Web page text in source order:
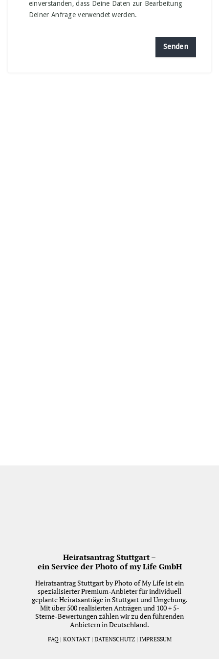
Heiratsantrag Stuttgart –
ein Service der Photo of my Life GmbH
Heiratsantrag Stuttgart by Photo of My Life ist ein
spezialisierter Premium-Anbieter für individuell
geplante Heiratsanträge in Stuttgart und Umgebung.
Mit über 500 realisierten Anträgen und 100 + 5-
Sterne-Bewertungen zählen wir zu den führenden
Anbietern in Deutschland.
FAQ| KONTAKT| DATENSCHUTZ| IMPRESSUM